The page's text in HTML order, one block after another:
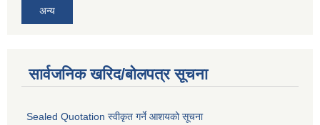
अन्य
सार्वजनिक खरिद/बोलपत्र सूचना
Sealed Quotation स्वीकृत गर्ने आशयको सूचना